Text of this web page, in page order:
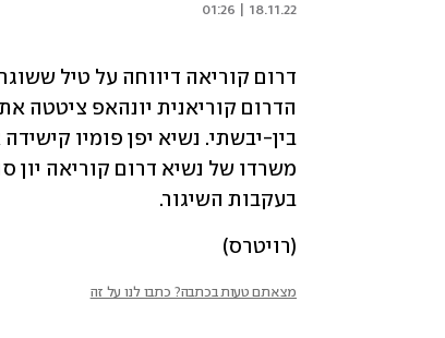
18.11.22 | 01:26
בעקבות השיגור.
(רויטרס)
מצאתם טעות בכתבה? כתבו לנו על זה